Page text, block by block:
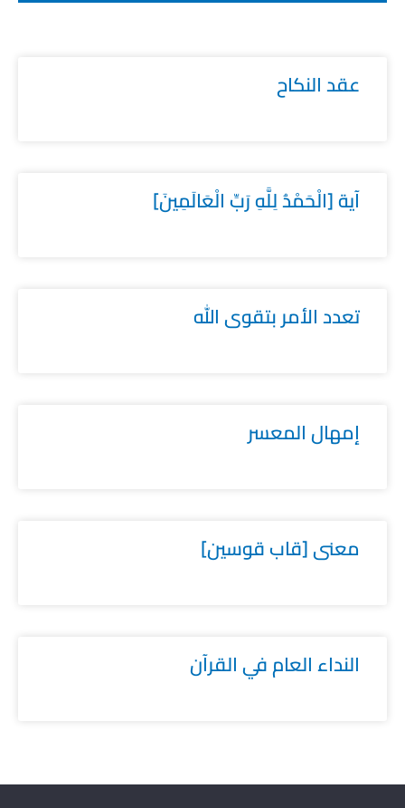
عقد النكاح
آية [الْحَمْدُ لِلَّهِ رَبِّ الْعَالَمِينَ]
تعدد الأمر بتقوى الله
إمهال المعسر
معنى [قاب قوسين]
النداء العام في القرآن